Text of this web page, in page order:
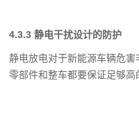
4.3.3 静电干扰设计的防护
静电放电对于新能源车辆危
零部件和整车都要保证足够高